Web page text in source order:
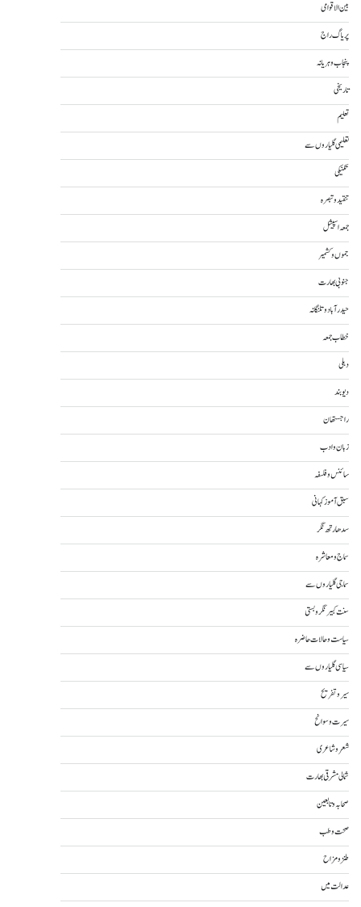
بین الاقوامی
پریاگ راج
پنجاب و ہریانہ
تاریخی
تعلیم
تعلیمی گلیاروں سے
تکنیکی
تنقید و تبصرہ
جمعہ اسپیشل
جموں و کشمیر
جنوبی بھارت
حیدرآباد و تلنگانہ
خطاب جمعہ
دہلی
دیوبند
راجستھان
زبان و ادب
سائنس و فلسفہ
سبق آموز کہانی
سدھارتھ نگر
سماج و معاشرہ
سماجی گلیاروں سے
سنت کبیر نگر و بستی
سیاست و حالات حاضرہ
سیاسی گلیاروں سے
سیر و تفریح
سیرت و سوانح
شعر و شاعری
شمالی مشرقی بھارت
صحابہ و تابعین
صحت و طب
طنز و مزاح
عدالت میں